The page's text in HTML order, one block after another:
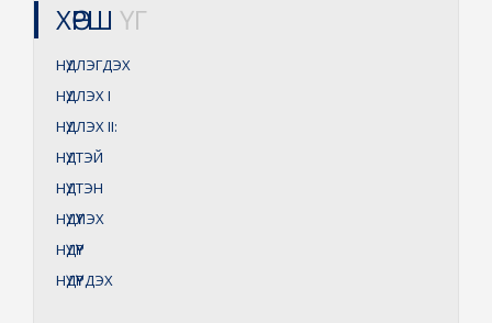
ХӨРШ ҮГ
НҮДЛЭГДЭХ
НҮДЛЭХI
НҮДЛЭХII:
НҮДТЭЙ
НҮДТЭН
НҮДҮҮЛЭХ
НҮДҮҮР
НҮДҮҮРДЭХ